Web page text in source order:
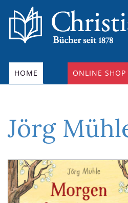
HOME ONLINE SHOP
Jörg